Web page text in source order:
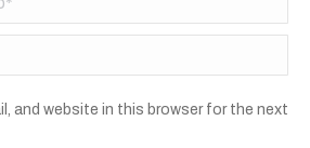
and website in this browser for the next